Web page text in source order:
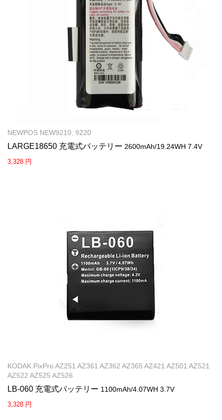
NEWPOS NEW9210, 9220
LARGE18650 充電式バッテリー 2600mAh/19.24WH 7.4V
3,328 円
KODAK PixPro AZ251 AZ361 AZ362 AZ365 AZ421 AZ501 AZ521
AZ522 AZ525 AZ526
LB-060 充電式バッテリー 1100mAh/4.07WH 3.7V
3,328 円